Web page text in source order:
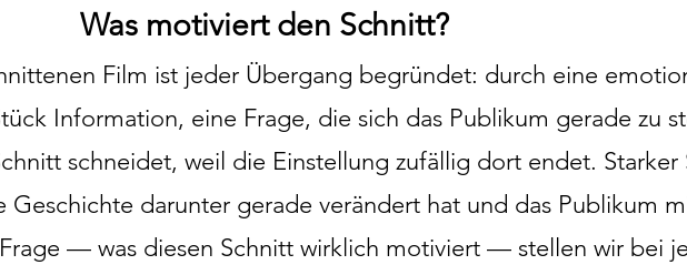
Was motiviert den Schnitt?
Film ist jeder Übergang begründet: durch eine
Information, eine Frage, die sich das Publikum gerade zu
schneidet, weil die Einstellung zufällig dort endet. Starker
Geschichte darunter gerade verändert hat und das Publikum
— was diesen Schnitt wirklich motiviert — stellen wir bei